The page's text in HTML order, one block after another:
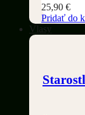
25,90 €
Pridať do
Vlasy